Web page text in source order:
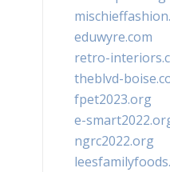
eduwyre.com
retro-
theblvd-
fpet2023.org
e-
ngrc2022.org